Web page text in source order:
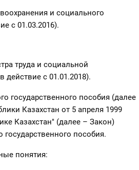
и социального
с 01.03.2016).
труда и социальной
действие с 01.01.2018).
государственного пособия (далее
Казахстан от 5 апреля 1999
Казахстан" (далее – Закон)
пособия.
понятия: